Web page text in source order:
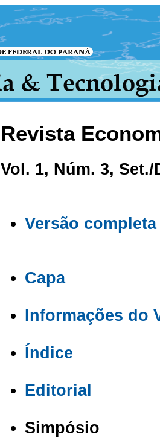
Revista
Vol. 1, Núm. 3, Set./
Versão completa
Capa
Informações do
Índice
Editorial
Simpósio